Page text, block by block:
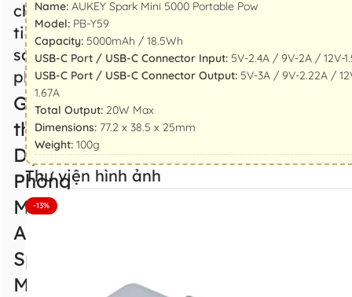
chi
tiết
sản
phẩm
Giới
thiệu Pin
Dự
Phòng
Mini
AUKEY
Spark
Mini
Name: AUKEY Spark Mini 5000 Portable Pow
Model: PB-Y59
Capacity: 5000mAh / 18.5Wh
USB-C Port / USB-C Connector Input: 5V-2.4A / 9V-2A / 12V-
USB-C Port / USB-C Connector Output: 5V-3A / 9V-2.22A /
1.67A
Total Output: 20W Max
Dimensions: 77.2 x 38.5 x 25mm
Weight: 100g
Thư viện hình ảnh
-13%